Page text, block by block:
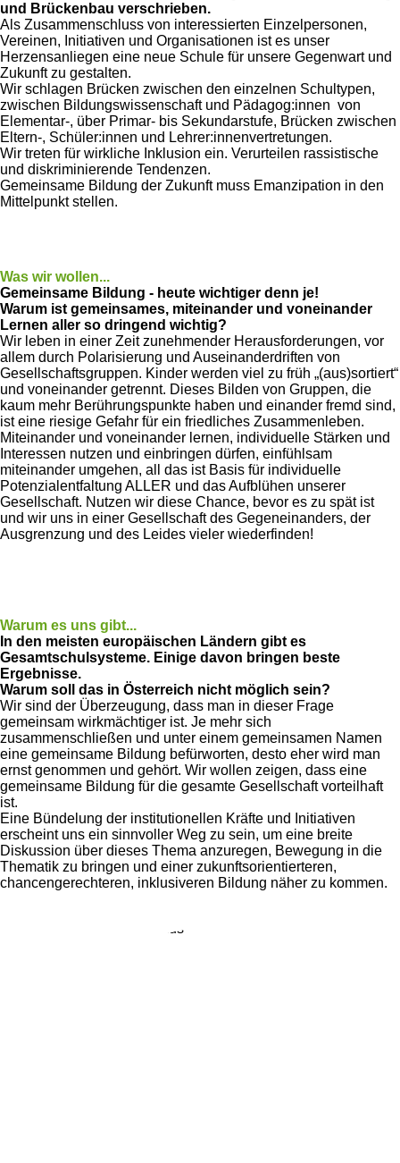
und Brückenbau verschrieben.
Als Zusammenschluss von interessierten Einzelpersonen,
Vereinen, Initiativen und Organisationen ist es unser
Herzensanliegen eine neue Schule für unsere Gegenwart und
Zukunft zu gestalten.
Wir schlagen Brücken zwischen den einzelnen Schultypen,
zwischen Bildungswissenschaft und Pädagog:innen von
Elementar-, über Primar- bis Sekundarstufe, Brücken zwischen
Eltern-, Schüler:innen und Lehrer:innenvertretungen.
Wir treten für wirkliche Inklusion ein. Verurteilen rassistische
und diskriminierende Tendenzen.
Gemeinsame Bildung der Zukunft muss Emanzipation in den
Mittelpunkt stellen.
Was wir wollen...
Gemeinsame Bildung - heute wichtiger denn je!
Warum ist gemeinsames, miteinander und voneinander
Lernen aller so dringend wichtig?
Wir leben in einer Zeit zunehmender Herausforderungen, vor
allem durch Polarisierung und Auseinanderdriften von
Gesellschaftsgruppen. Kinder werden viel zu früh „(aus)sortiert“
und voneinander getrennt. Dieses Bilden von Gruppen, die
kaum mehr Berührungspunkte haben und einander fremd sind,
ist eine riesige Gefahr für ein friedliches Zusammenleben.
Miteinander und voneinander lernen, individuelle Stärken und
Interessen nutzen und einbringen dürfen, einfühlsam
miteinander umgehen, all das ist Basis für individuelle
Potenzialentfaltung ALLER und das Aufblühen unserer
Gesellschaft. Nutzen wir diese Chance, bevor es zu spät ist
und wir uns in einer Gesellschaft des Gegeneinanders, der
Ausgrenzung und des Leides vieler wiederfinden!
Warum es uns gibt...
In den meisten europäischen Ländern gibt es
Gesamtschulsysteme. Einige davon bringen beste
Ergebnisse.
Warum soll das in Österreich nicht möglich sein?
Wir sind der Überzeugung, dass man in dieser Frage
gemeinsam wirkmächtiger ist. Je mehr sich
zusammenschließen und unter einem gemeinsamen Namen
eine gemeinsame Bildung befürworten, desto eher wird man
ernst genommen und gehört. Wir wollen zeigen, dass eine
gemeinsame Bildung für die gesamte Gesellschaft vorteilhaft
ist.
Eine Bündelung der institutionellen Kräfte und Initiativen
erscheint uns ein sinnvoller Weg zu sein, um eine breite
Diskussion über dieses Thema anzuregen, Bewegung in die
Thematik zu bringen und einer zukunftsorientierteren,
chancengerechteren, inklusiveren Bildung näher zu kommen.